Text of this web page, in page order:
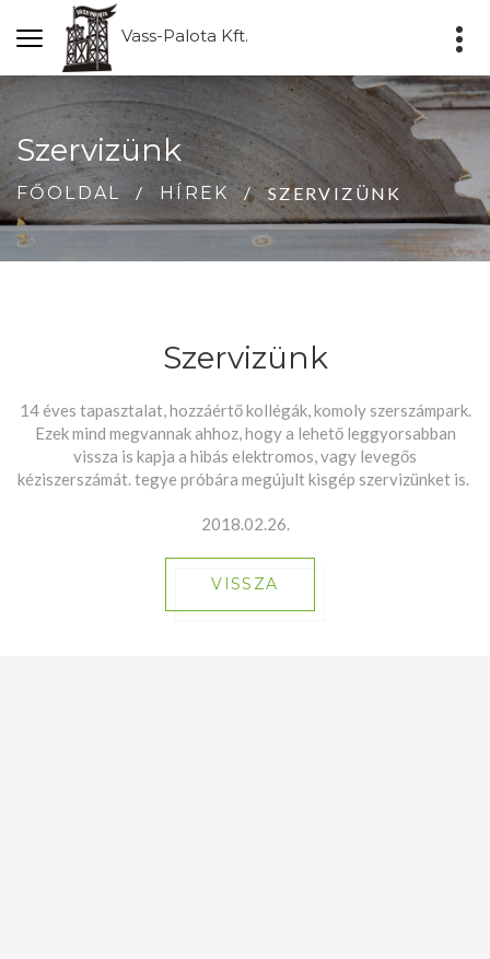
Vass-Palota Kft.
Szervizünk
FŐOLDAL HÍREK SZERVIZÜNK
Szervizünk
14 éves tapasztalat, hozzáértő kollégák, komoly szerszámpark.
Ezek mind megvannak ahhoz, hogy a lehető leggyorsabban
vissza is kapja a hibás elektromos, vagy levegős
kéziszerszámát. tegye próbára megújult kisgép szervizünket is.
2018.02.26.
VISSZA